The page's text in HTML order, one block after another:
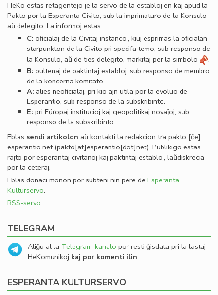
HeKo estas retagentejo je la servo de la establoj en kaj apud la
Pakto por la Esperanta Civito, sub la imprimaturo de la Konsulo
aŭ delegito. La informoj estas:
C: oﬁcialaj de la Civitaj instancoj, kiuj esprimas la oﬁcialan
starpunkton de la Civito pri specifa temo, sub responso de
la Konsulo, aŭ de ties delegito, markitaj per la simbolo
.
B: bultenaj de paktintaj establoj, sub responso de membro
de la koncerna komitato.
A: alies neoﬁcialaj, pri kio ajn utila por la evoluo de
Esperantio, sub responso de la subskribinto.
E: pri Eŭropaj institucioj kaj geopolitikaj novaĵoj, sub
responso de la subskribinto.
Eblas sendi artikolon aŭ kontakti la redakcion tra pakto [ĉe]
esperantio.net(pakto[at]esperantio[dot]net). Publikigo estas
rajto por esperantaj civitanoj kaj paktintaj establoj, laŭdiskrecia
por la ceteraj.
Eblas donaci monon por subteni nin pere de Esperanta
Kulturservo.
RSS-servo
TELEGRAM
Aliĝu al la Telegram-kanalo por resti ĝisdata pri la lastaj
HeKomunikoj kaj por komenti ilin.
ESPERANTA KULTURSERVO